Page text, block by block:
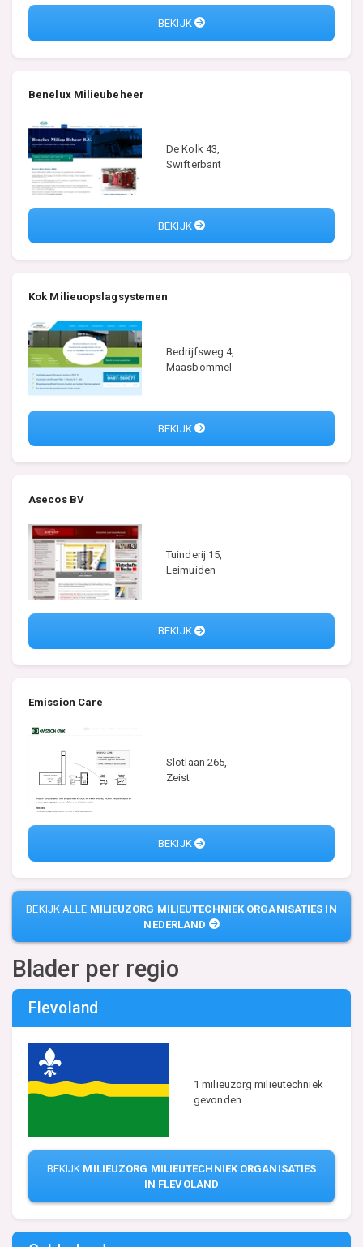
BEKIJK
Benelux Milieubeheer
De Kolk 43,
Swifterbant
BEKIJK
Kok Milieuopslagsystemen
Bedrijfsweg 4,
Maasbommel
BEKIJK
Asecos BV
Tuinderij 15,
Leimuiden
BEKIJK
Emission Care
Slotlaan 265,
Zeist
BEKIJK
BEKIJK ALLE MILIEUZORG MILIEUTECHNIEK ORGANISATIES IN
NEDERLAND
Blader per regio
Flevoland
1 milieuzorg milieutechniek
gevonden
BEKIJK MILIEUZORG MILIEUTECHNIEK ORGANISATIES
IN FLEVOLAND